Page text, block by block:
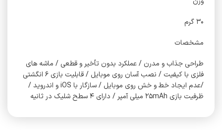
۳۰ گرم
مشخصات
طراحی جذاب و مدرن / عملکرد بدون تأخیر و قطعی / ماشه های
فلزی با کیفیت / نصب آسان روی موبایل / قابلیت بازی ۶ انگشتی
/عدم ایجاد خط و خش روی موبایل / سازگار با iOS و اندروید /
ظرفیت بازی ۲۵mAh میلی آمپر / دارای ۴ سطح شلیک در ثانیه